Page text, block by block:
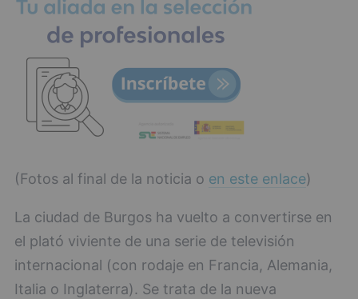
(Fotos al final de la noticia o en este enlace)
La ciudad de Burgos ha vuelto a convertirse en
el plató viviente de una serie de televisión
internacional (con rodaje en Francia, Alemania,
Italia o Inglaterra). Se trata de la nueva